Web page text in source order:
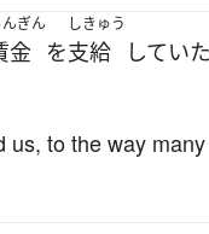
んぎん
金 を
しきゅう
支給 していた
to the way